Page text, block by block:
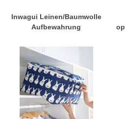
Inwagui Leinen/Baumwolle
Aufbewahrung